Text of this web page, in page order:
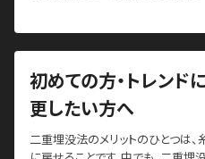
初めての方・トレンド
更したい方へ
二重埋没法のメリットのひとつは